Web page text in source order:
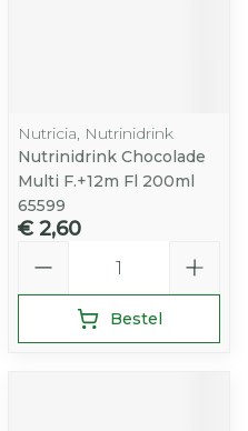
Nutricia, Nutrinidrink
Nutrinidrink Chocolade
Multi F.+12m Fl 200ml
65599
€ 2,60
Bestel